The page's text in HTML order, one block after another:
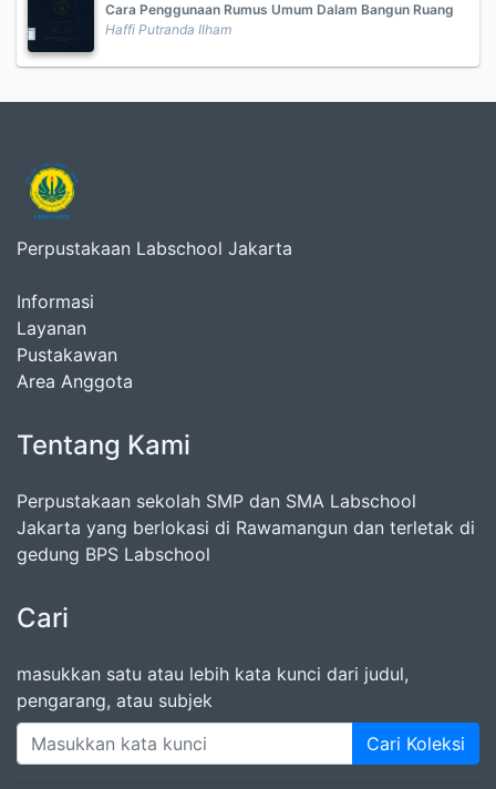
Cara Penggunaan Rumus Umum Dalam Bangun Ruang
Haffi Putranda Ilham
Perpustakaan Labschool Jakarta
Informasi
Layanan
Pustakawan
Area Anggota
Tentang Kami
Perpustakaan sekolah SMP dan SMA Labschool
Jakarta yang berlokasi di Rawamangun dan terletak di
gedung BPS Labschool
Cari
masukkan satu atau lebih kata kunci dari judul,
pengarang, atau subjek
Cari Koleksi